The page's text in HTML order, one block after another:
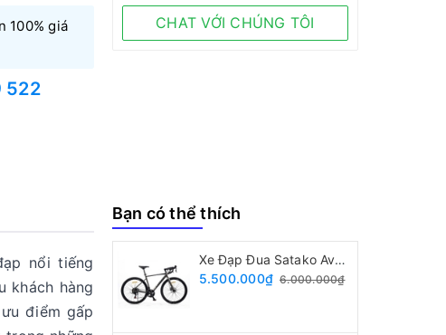
100% giá
522
CHAT VỚI CHÚNG TÔI
nổi tiếng
khách hàng
điểm gấp
Bạn có thể thích
Xe Đạp Đua Satako Avakan
5.500.000₫ 6.000.000₫